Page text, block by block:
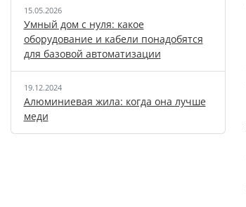
15.05.2026
Умный дом с нуля: какое
оборудование и кабели понадобятся
для базовой автоматизации
19.12.2024
Алюминиевая жила: когда она лучше
меди